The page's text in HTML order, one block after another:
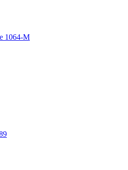
1064-M